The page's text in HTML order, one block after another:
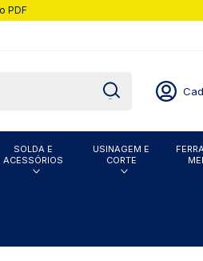
SOLDA E
ACESSÓRIOS
USINAGEM E
CORTE